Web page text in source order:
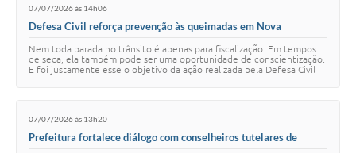
07/07/2026 às 14h06
Defesa Civil reforça prevenção às queimadas em Nova
Nem toda parada no trânsito é apenas para fiscalização. Em tempos
de seca, ela também pode ser uma oportunidade de conscientização.
E foi justamente esse o objetivo da ação realizada pela Defesa Civil
07/07/2026 às 13h20
Prefeitura fortalece diálogo com conselheiros tutelares de